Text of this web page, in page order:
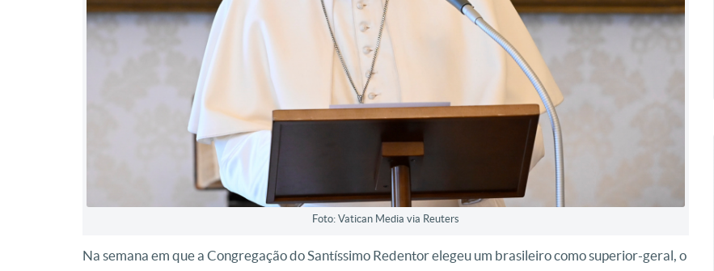
Foto: Vatican Media via Reuters
Na semana em que a Congregação do Santíssimo Redentor elegeu um brasileiro como superior-geral, o